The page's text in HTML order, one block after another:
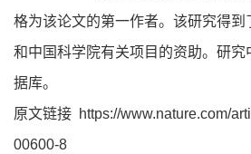
格为该论文的第一作者。该研究得
和中国科学院有关项目的资助。研
据库。
原文链接 https://www.nature.com/
00600-8